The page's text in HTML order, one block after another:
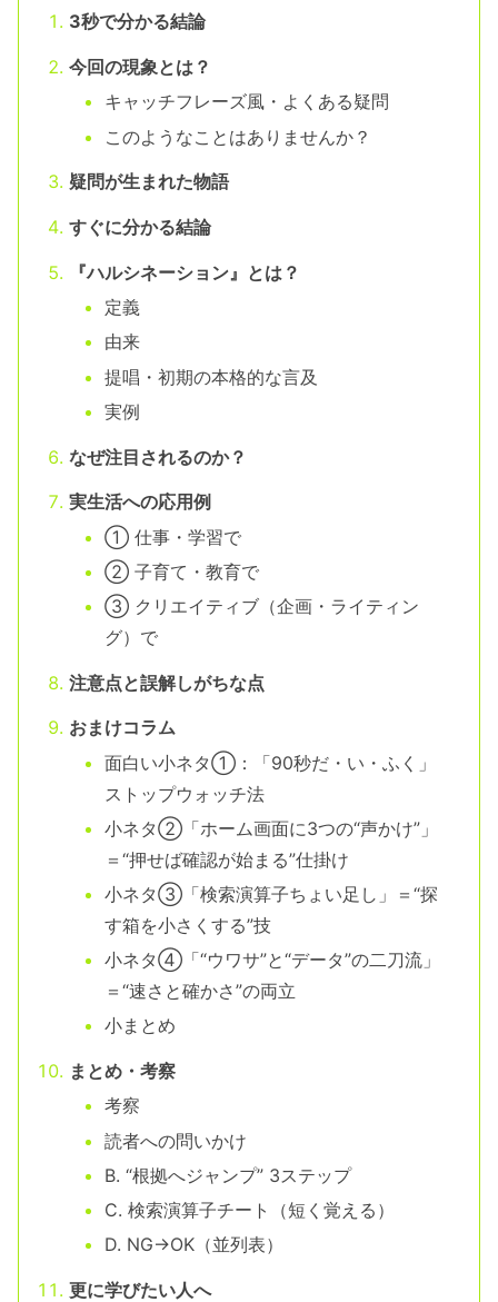
3秒で分かる結論
今回の現象とは？
キャッチフレーズ風・よくある疑問
このようなことはありませんか？
疑問が生まれた物語
すぐに分かる結論
『ハルシネーション』とは？
定義
由来
提唱・初期の本格的な言及
実例
なぜ注目されるのか？
実生活への応用例
① 仕事・学習で
② 子育て・教育で
③ クリエイティブ（企画・ライティン
グ）で
注意点と誤解しがちな点
おまけコラム
面白い小ネタ①：「90秒だ・い・ふく」
ストップウォッチ法
小ネタ②「ホーム画面に3つの“声かけ”」
＝“押せば確認が始まる”仕掛け
小ネタ③「検索演算子ちょい足し」＝“探
す箱を小さくする”技
小ネタ④「“ウワサ”と“データ”の二刀流」
＝“速さと確かさ”の両立
小まとめ
まとめ・考察
考察
読者への問いかけ
B. “根拠へジャンプ” 3ステップ
C. 検索演算子チート（短く覚える）
D. NG→OK（並列表）
更に学びたい人へ